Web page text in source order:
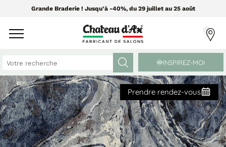
Grande Braderie ! Jusqu’à -40%, du 29 juillet au 25 août
CANAPÉS ET FAUTEUILS
Tissus Greensofa
MEUBLES ET DÉCO
PAR CATÉGORIE
INSPIREZ-MOI
Prendre rendez-vous